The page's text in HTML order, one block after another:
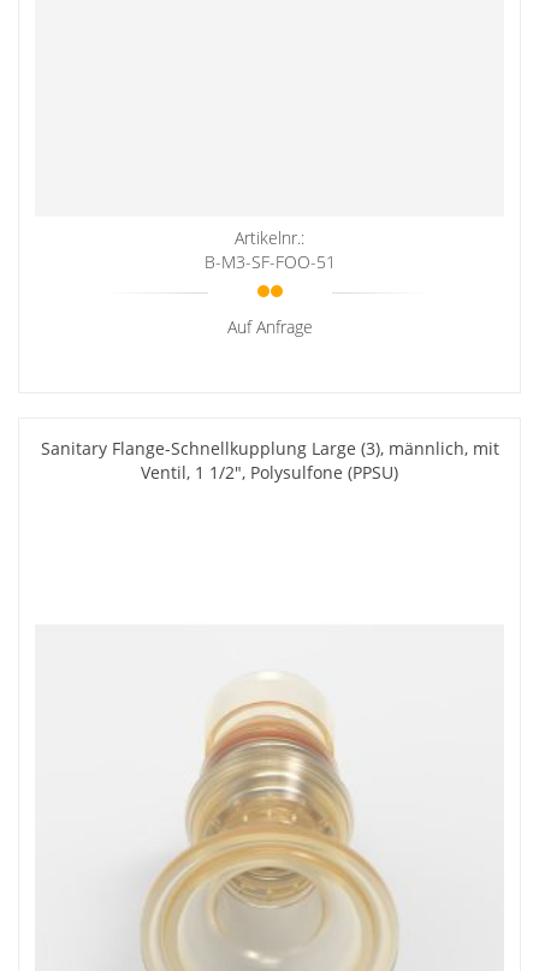
Artikelnr.:
B-M3-SF-FOO-51
Auf Anfrage
Sanitary Flange-Schnellkupplung Large (3), männlich, mit
Ventil, 1 1/2", Polysulfone (PPSU)